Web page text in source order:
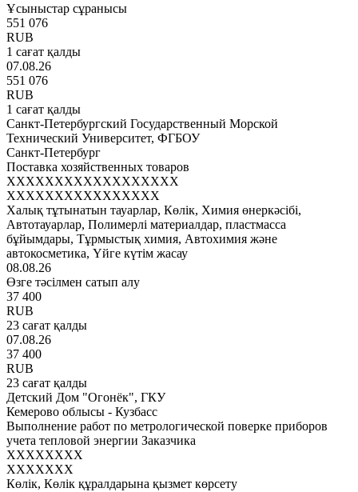
Ұсыныстар сұранысы
551 076
RUB
1 сағат қалды
07.08.26
551 076
RUB
1 сағат қалды
Санкт-Петербургский Государственный Морской
Технический Университет, ФГБОУ
Санкт-Петербург
Поставка хозяйственных товаров
XXXXXXXXXXXXXXXXXX
XXXXXXXXXXXXXXXX
Халық тұтынатын тауарлар, Көлік, Химия өнеркәсібі,
Автотауарлар, Полимерлі материалдар, пластмасса
бұйымдары, Тұрмыстық химия, Автохимия және
автокосметика, Үйге күтім жасау
08.08.26
Өзге тәсілмен сатып алу
37 400
RUB
23 сағат қалды
07.08.26
37 400
RUB
23 сағат қалды
Детский Дом "Огонёк", ГКУ
Кемерово облысы - Кузбасс
Выполнение работ по метрологической поверке приборов
учета тепловой энергии Заказчика
XXXXXXXX
XXXXXXX
Көлік, Көлік құралдарына қызмет көрсету